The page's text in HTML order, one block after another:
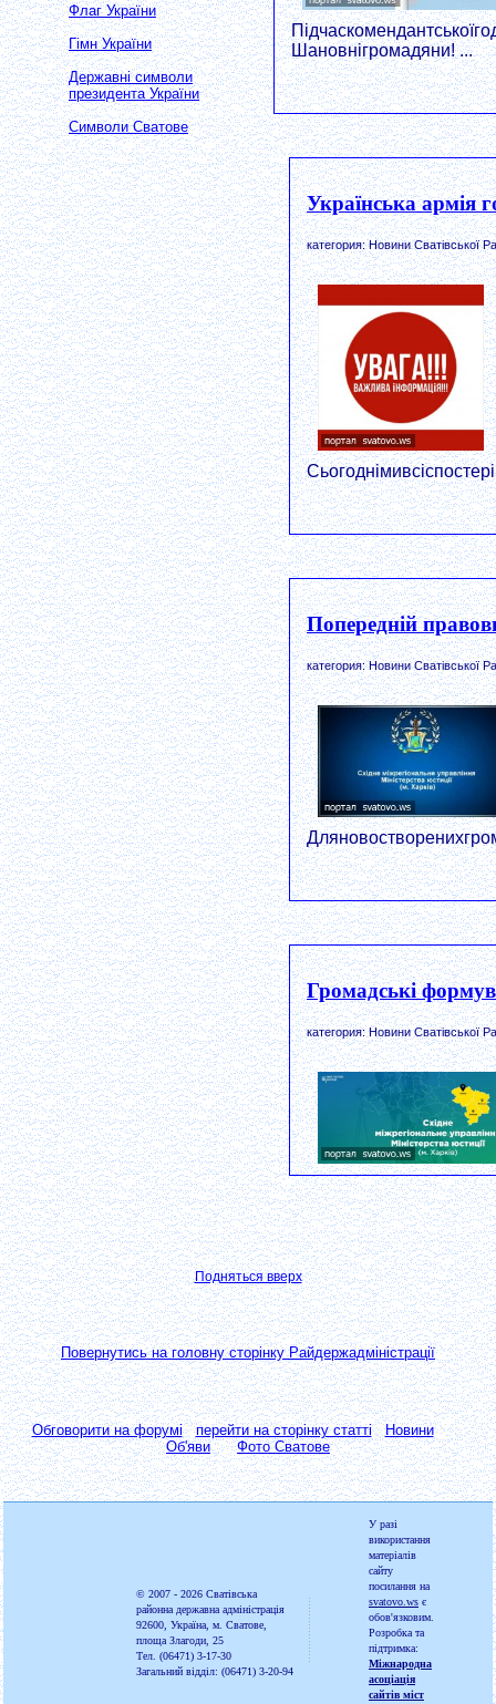
Флаг України
Гімн України
Державні символи
президента України
Символи Сватове
Шановнігромадяни! ...
Українська армія
категория: Новини Сватівської
Попередній
категория: Новини Сватівської
Громадські
категория: Новини Сватівської
Подняться вверх
Повернутись на головну сторінку Райдержадміністрації
Обговорити на форумі перейти на сторінку статті
Новини
Об'яви
Фото Сватове
© 2007 - 2026 Сватівська
районна державна адміністрація
92600, Україна, м. Сватове,
площа Злагоди, 25
Тел. (06471) 3-17-30
Загальний відділ: (06471) 3-20-94
У разі
використання
матеріалів
сайту
посилання на
svatovo.ws є
обов'язковим.
Розробка та
підтримка:
Міжнародна
асоціація
сайтів міст